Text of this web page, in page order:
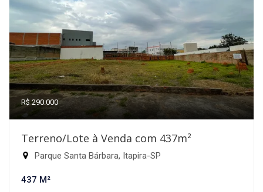
R$ 290.000
Terreno/Lote à Venda com 437m²
Parque Santa Bárbara, Itapira-SP
437 M²